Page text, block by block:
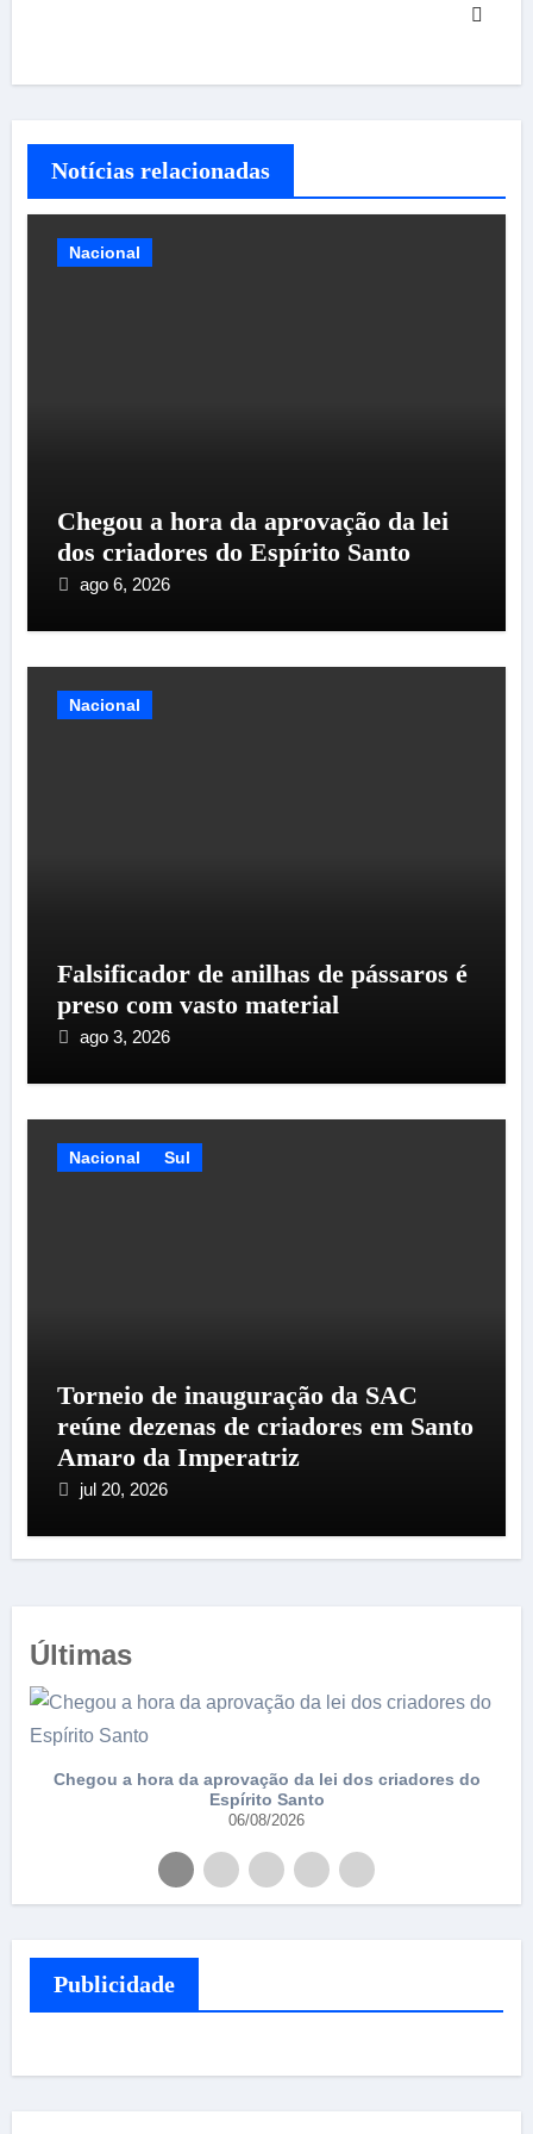
Notícias relacionadas
Nacional
Chegou a hora da aprovação da lei
dos criadores do Espírito Santo
ago 6, 2026
Nacional
Falsificador de anilhas de pássaros é
preso com vasto material
ago 3, 2026
Nacional Sul
Torneio de inauguração da SAC
reúne dezenas de criadores em Santo
Amaro da Imperatriz
jul 20, 2026
Últimas
Chegou a hora da aprovação da lei dos criadores do
Espírito Santo
06/08/2026
Publicidade